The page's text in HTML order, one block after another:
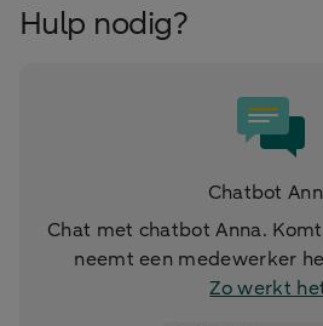
Hulp nodig?
Chatbot
Chat met chatbot Anna.
neemt een medewerker
Zo werkt